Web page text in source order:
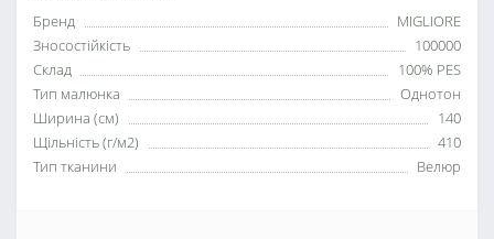
Бренд
MIGLIORE
Зносостійкість
100000
Склад
100% PES
Тип малюнка
Однотон
Ширина (см)
140
Щільність (г/м2)
410
Тип тканини
Велюр